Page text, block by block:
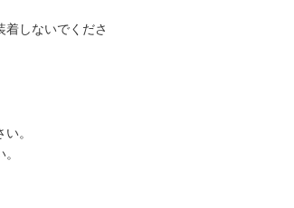
しないでくださ
。